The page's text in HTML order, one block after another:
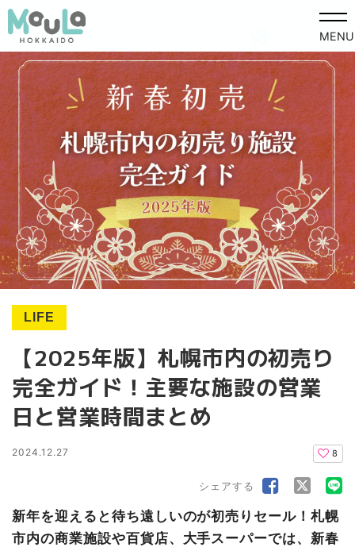
MENU
LIFE
【2025年版】札幌市内の初売り
完全ガイド！主要な施設の営業
日と営業時間まとめ
2024.12.27 8
シェアする
新年を迎えると待ち遠しいのが初売りセール！札幌
市内の商業施設や百貨店、大手スーパーでは、新春